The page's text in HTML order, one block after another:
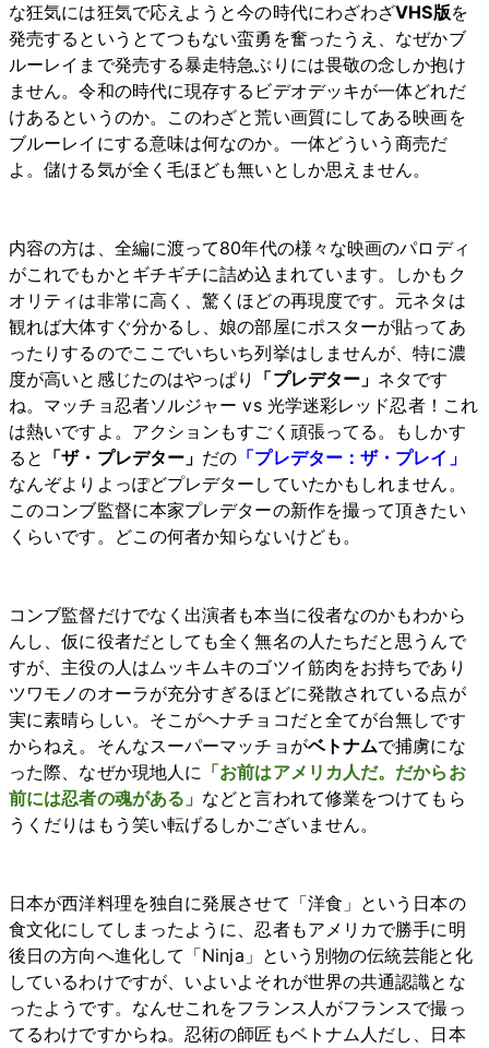
な狂気には狂気で応えようと今の時代にわざわざVHS版を
発売するというとてつもない蛮勇を奮ったうえ、なぜかブ
ルーレイまで発売する暴走特急ぶりには畏敬の念しか抱け
ません。令和の時代に現存するビデオデッキが一体どれだ
けあるというのか。このわざと荒い画質にしてある映画を
ブルーレイにする意味は何なのか。一体どういう商売だ
よ。儲ける気が全く毛ほども無いとしか思えません。
内容の方は、全編に渡って80年代の様々な映画のパロディ
がこれでもかとギチギチに詰め込まれています。しかもク
オリティは非常に高く、驚くほどの再現度です。元ネタは
観れば大体すぐ分かるし、娘の部屋にポスターが貼ってあ
ったりするのでここでいちいち列挙はしませんが、特に濃
度が高いと感じたのはやっぱり
「プレデター」 ネタです
ね。マッチョ忍者ソルジャー vs 光学迷彩レッド忍者！これ
は熱いですよ。アクションもすごく頑張ってる。もしかす
ると 「ザ・プレデター」 だの 「プレデター：ザ・プレイ」
なんぞよりよっぽどプレデターしていたかもしれません。
このコンブ監督に本家プレデターの新作を撮って頂きたい
くらいです。どこの何者か知らないけども。
コンブ監督だけでなく出演者も本当に役者なのかもわから
んし、仮に役者だとしても全く無名の人たちだと思うんで
すが、主役の人はムッキムキのゴツイ筋肉をお持ちであり
ツワモノのオーラが充分すぎるほどに発散されている点が
実に素晴らしい。そこがヘナチョコだと全てが台無しです
からねえ。そんなスーパーマッチョがベトナムで捕虜にな
った際、なぜか現地人に 「お前はアメリカ人だ。だからお
前には忍者の魂がある」 などと言われて修業をつけてもら
うくだりはもう笑い転げるしかございません。
日本が西洋料理を独自に発展させて「洋食」という日本の
食文化にしてしまったように、忍者もアメリカで勝手に明
後日の方向へ進化して「Ninja」という別物の伝統芸能と化
しているわけですが、いよいよそれが世界の共通認識とな
ったようです。なんせこれをフランス人がフランスで撮っ
てるわけですからね。忍術の師匠もベトナム人だし、日本